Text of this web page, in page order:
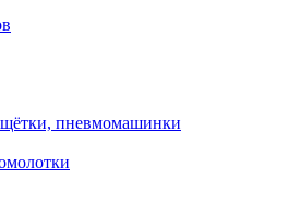
пневмомашинки